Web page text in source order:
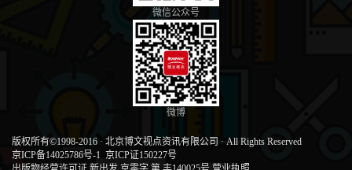
微信公众号
微博
版权所有©1998-2016 · 北京博文视点资讯有限公司 · All Rights Reserved
京ICP备14025786号-1 京ICP证150227号